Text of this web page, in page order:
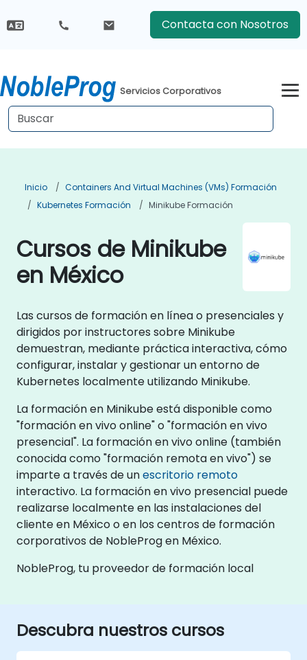
Contacta con Nosotros
Servicios Corporativos
Inicio
Containers And Virtual Machines (VMs) Formación
Kubernetes Formación
Minikube Formación
Cursos de Minikube
en México
Las cursos de formación en línea o presenciales y
dirigidos por instructores sobre Minikube
demuestran, mediante práctica interactiva, cómo
configurar, instalar y gestionar un entorno de
Kubernetes localmente utilizando Minikube.
La formación en Minikube está disponible como
"formación en vivo online" o "formación en vivo
presencial". La formación en vivo online (también
conocida como "formación remota en vivo") se
imparte a través de unescritorio remoto
interactivo. La formación en vivo presencial puede
realizarse localmente en las instalaciones del
cliente en México o en los centros de formación
corporativos de NobleProg en México.
NobleProg, tu proveedor de formación local
Descubra nuestros cursos